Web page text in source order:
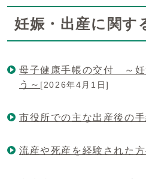
妊娠・出産に関す
母子健康手帳の交付 ～妊
う～ [2026年4月1日]
市役所での主な出産後の手
流産や死産を経験された